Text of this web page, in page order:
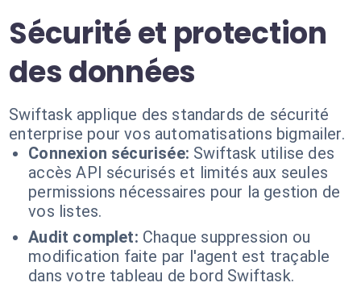
Sécurité et protection
des données
Swiftask applique des standards de sécurité
enterprise pour vos automatisations bigmailer.
Connexion sécurisée: Swiftask utilise des
accès API sécurisés et limités aux seules
permissions nécessaires pour la gestion de
vos listes.
Audit complet: Chaque suppression ou
modification faite par l'agent est traçable
dans votre tableau de bord Swiftask.